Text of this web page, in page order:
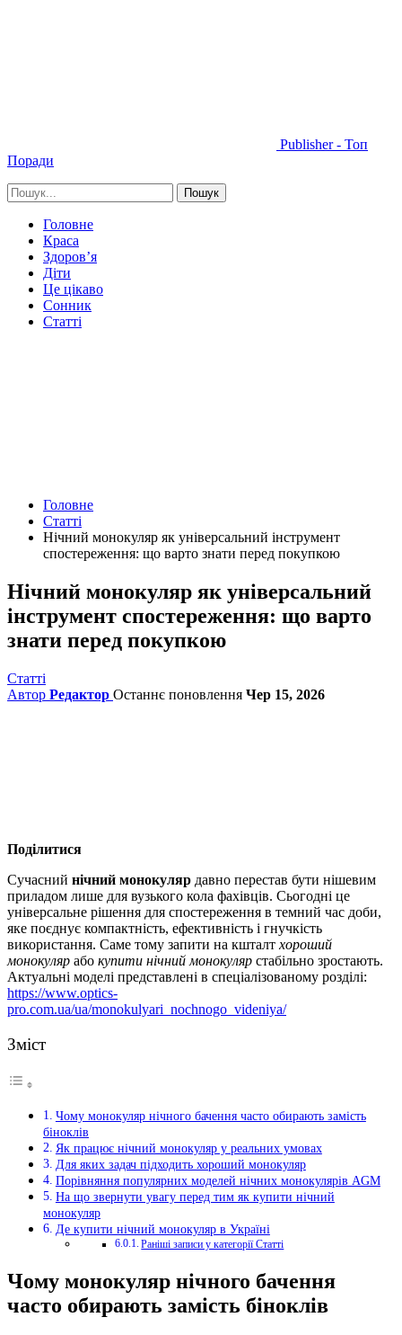
Publisher - Топ
Поради
Головне
Краса
Здоров’я
Діти
Це цікаво
Сонник
Статті
Головне
Статті
Нічний монокуляр як універсальний інструмент
спостереження: що варто знати перед покупкою
Нічний монокуляр як універсальний
інструмент спостереження: що варто
знати перед покупкою
Статті
Автор Редактор Останнє поновлення Чер 15, 2026
Поділитися
Сучасний нічний монокуляр давно перестав бути нішевим
приладом лише для вузького кола фахівців. Сьогодні це
універсальне рішення для спостереження в темний час доби,
яке поєднує компактність, ефективність і гнучкість
використання. Саме тому запити на кшталт хороший
монокуляр або купити нічний монокуляр стабільно зростають.
Актуальні моделі представлені в спеціалізованому розділі:
https://www.optics-
pro.com.ua/ua/monokulyari_nochnogo_videniya/
Зміст
Чому монокуляр нічного бачення часто обирають замість
біноклів
Як працює нічний монокуляр у реальних умовах
Для яких задач підходить хороший монокуляр
Порівняння популярних моделей нічних монокулярів AGM
На що звернути увагу перед тим як купити нічний
монокуляр
Де купити нічний монокуляр в Україні
Раніші записи у категорії Статті
Чому монокуляр нічного бачення
часто обирають замість біноклів